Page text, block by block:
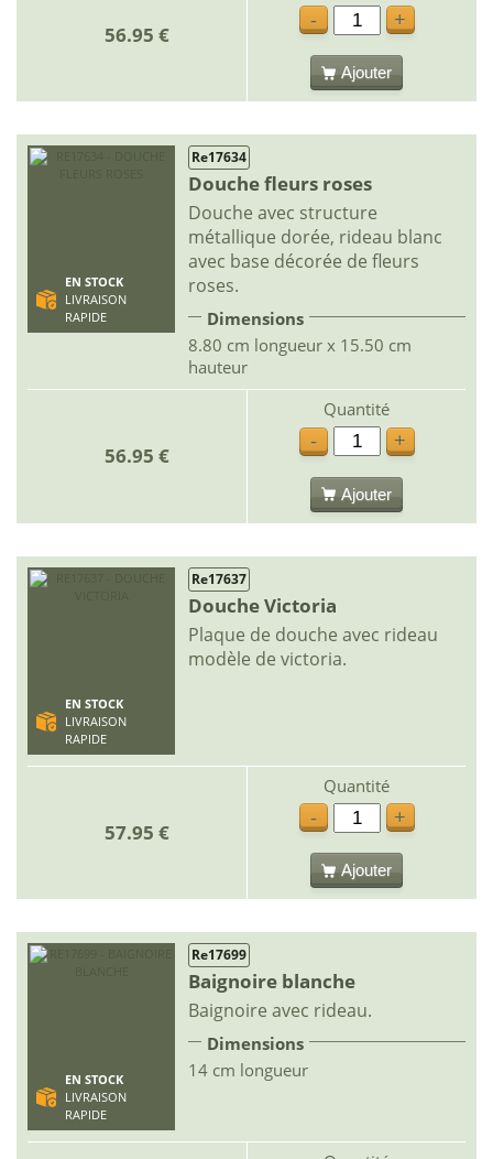
56.95 €
-
+
Ajouter
EN STOCK
LIVRAISON
RAPIDE
Re17634
Douche fleurs roses
Douche avec structure
métallique dorée, rideau blanc
avec base décorée de fleurs
roses.
Dimensions
8.80 cm longueur x 15.50 cm
hauteur
56.95 €
Quantité
-
+
Ajouter
EN STOCK
LIVRAISON
RAPIDE
Re17637
Douche Victoria
Plaque de douche avec rideau
modèle de victoria.
57.95 €
Quantité
-
+
Ajouter
EN STOCK
LIVRAISON
RAPIDE
Re17699
Baignoire blanche
Baignoire avec rideau.
Dimensions
14 cm longueur